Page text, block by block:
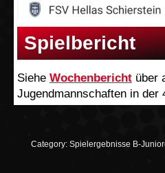
Spielbericht
Siehe Wochenbericht über
Jugendmannschaften in der
Category: Spielergebnisse B-